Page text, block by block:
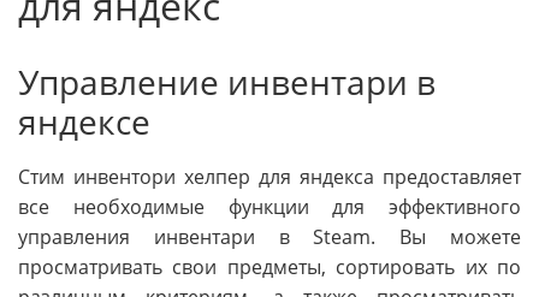
Управление инвентари в
яндексе
Стим инвентори хелпер для яндекса предоставляет
все необходимые функции для эффективного
управления инвентари в Steam. Вы можете
просматривать свои предметы, сортировать их по